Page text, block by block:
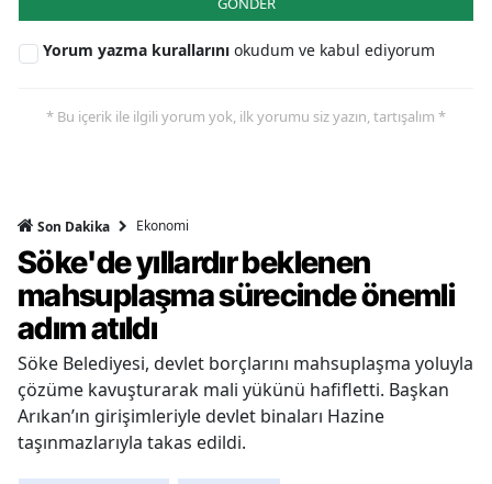
Yorum yazma kurallarını okudum ve kabul ediyorum
* Bu içerik ile ilgili yorum yok, ilk yorumu siz yazın, tartışalım *
Son Dakika Ekonomi
Söke'de yıllardır beklenen
mahsuplaşma sürecinde önemli
adım atıldı
Söke Belediyesi, devlet borçlarını mahsuplaşma yoluyla
çözüme kavuşturarak mali yükünü hafifletti. Başkan
Arıkan’ın girişimleriyle devlet binaları Hazine
taşınmazlarıyla takas edildi.